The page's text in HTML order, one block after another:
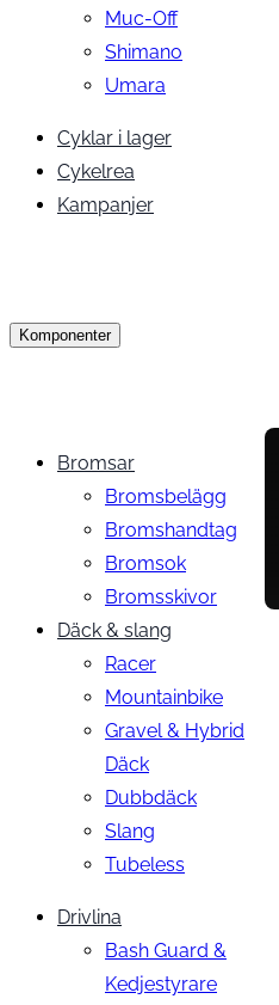
Muc-Off
Shimano
Umara
Cyklar i lager
Cykelrea
Kampanjer
Komponenter
Bromsar
Bromsbelägg
Bromshandtag
Bromsok
Bromsskivor
Däck & slang
Racer
Mountainbike
Gravel & Hybrid
Däck
Dubbdäck
Slang
Tubeless
Drivlina
Bash Guard &
Kedjestyrare